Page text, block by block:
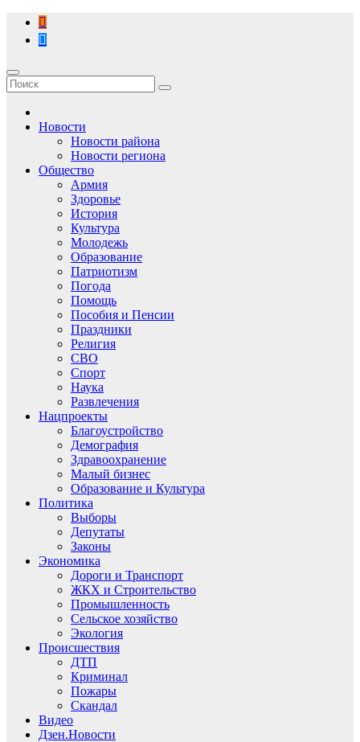
Перейти
содержимому
Новости
Новости района
Новости региона
Общество
Армия
Здоровье
История
Культура
Молодежь
Образование
Патриотизм
Погода
Помощь
Пособия и Пенсии
Праздники
Религия
СВО
Спорт
Наука
Развлечения
Нацпроекты
Благоустройство
Демография
Здравоохранение
Малый бизнес
Образование и Культура
Политика
Выборы
Депутаты
Законы
Экономика
Дороги и Транспорт
ЖКХ и Строительство
Промышленность
Сельское хозяйство
Экология
Происшествия
ДТП
Криминал
Пожары
Скандал
Видео
Дзен.Новости